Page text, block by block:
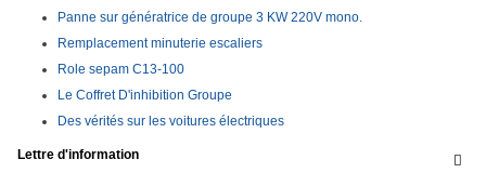
Panne sur génératrice de groupe 3 KW 220V mono.
Remplacement minuterie escaliers
Role sepam C13-100
Le Coffret D'inhibition Groupe
Des vérités sur les voitures électriques

Lettre d'information